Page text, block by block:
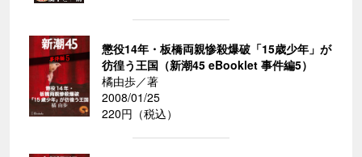
懲役14年・板橋両親惨殺爆破「15歳少年」が
彷徨う王国（新潮45 eBooklet 事件編5）
橘由歩／著
2008/01/25
220円（税込）